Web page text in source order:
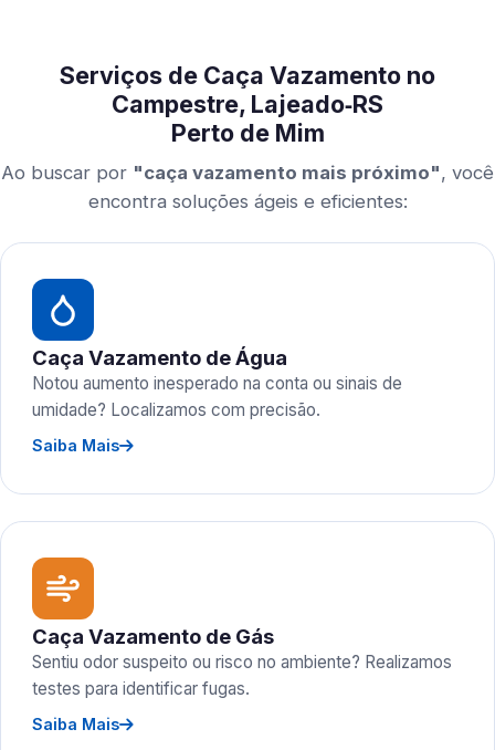
Serviços de Caça Vazamento no
Campestre, Lajeado‑RS
Perto de Mim
Ao buscar por "caça vazamento mais próximo", você
encontra soluções ágeis e eficientes:
Caça Vazamento de Água
Notou aumento inesperado na conta ou sinais de
umidade? Localizamos com precisão.
Saiba Mais
Caça Vazamento de Gás
Sentiu odor suspeito ou risco no ambiente? Realizamos
testes para identificar fugas.
Saiba Mais